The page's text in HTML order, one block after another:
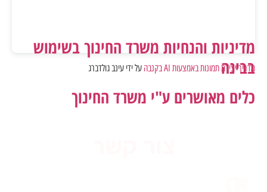
מדריך יצירת תמונות באמצעות AI בקנבה על ידי עינב גולדברג
מדיניות והנחיות משרד החינוך בשימוש
בבינה
כלים מאושרים ע"י משרד החינוך